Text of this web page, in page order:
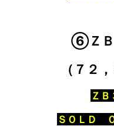
⑥ＺＢ
（７２
ＺＢ
ＳＯＬＤ